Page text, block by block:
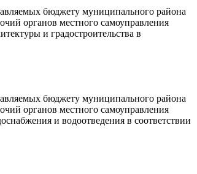
бюджету муниципального района
органов местного самоуправления
и градостроительства в
бюджету муниципального района
органов местного самоуправления
и водоотведения в соответствии